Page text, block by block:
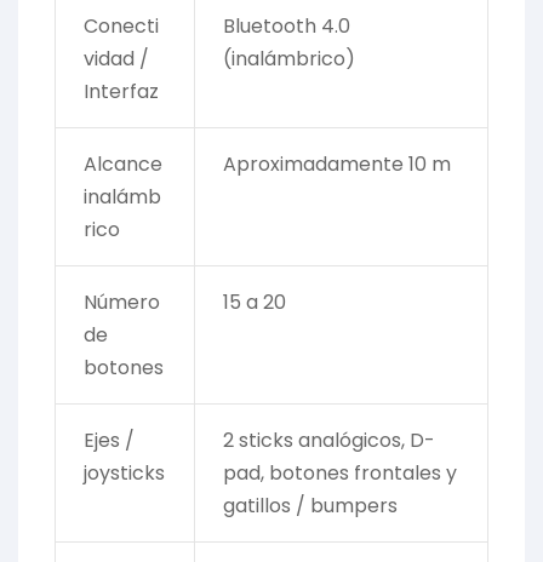
Conecti
vidad /
Interfaz
Bluetooth 4.0
(inalámbrico)
Alcance
inalámb
rico
Aproximadamente 10 m
Número
de
botones
15 a 20
Ejes /
joysticks
2 sticks analógicos, D-
pad, botones frontales y
gatillos / bumpers